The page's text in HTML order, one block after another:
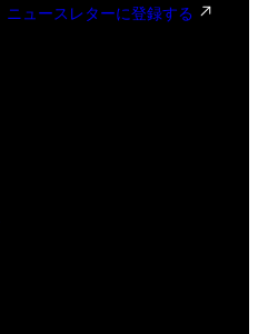
ニュースレターに登録する